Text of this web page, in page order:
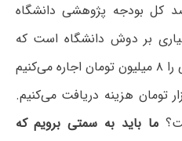
ما، حدود ۳۰ درصد کل بودجه پژوهشی دانشگاه
بر دوش دانشگاه است که
دیده نمی‌شود؛ تخت دانشجویی را ۸ میلیون تومان اجاره می‌کنیم
که از دانشجو ۲۵۰ هزار تومان هزینه دریافت می‌کنیم.
ما باید به سمتی برویم که